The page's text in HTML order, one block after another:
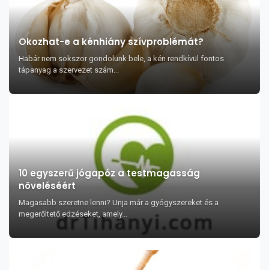
Okozhat-e a kénhiány szívproblémát?
Habár nem sokszor gondolunk bele, a kén rendkívül fontos
tápanyag a szervezet szám...
10 egyszerű jógapóz a testmagasság
növeléséért
Magasabb szeretne lenni? Unja már a gyógyszereket és a
megerőltető edzéseket, amely...